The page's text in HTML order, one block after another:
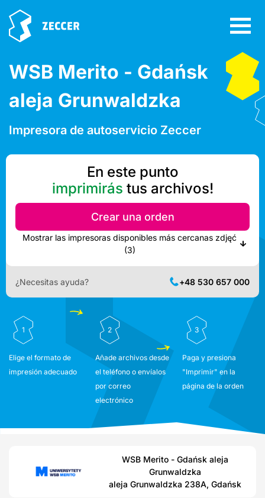
WSB Merito - Gdańsk
aleja Grunwaldzka
Impresora de autoservicio Zeccer
En este punto
imprimirás tus archivos!
Crear una orden
Mostrar las impresoras disponibles más cercanas zdjęć
(3)
¿Necesitas ayuda? +48 530 657 000
1
Elige el formato de
impresión adecuado
2
Añade archivos desde
el teléfono o envíalos
por correo
electrónico
3
Paga y presiona
"Imprimir" en la
página de la orden
WSB Merito - Gdańsk aleja
Grunwaldzka
aleja Grunwaldzka 238A, Gdańsk